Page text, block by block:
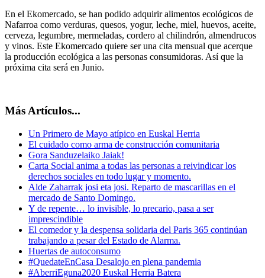
En el Ekomercado, se han podido adquirir alimentos ecológicos de
Nafarroa como verduras, quesos, yogur, leche, miel, huevos, aceite,
cerveza, legumbre, mermeladas, cordero al chilindrón, almendrucos
y vinos. Este Ekomercado quiere ser una cita mensual que acerque
la producción ecológica a las personas consumidoras. Así que la
próxima cita será en Junio.
Más Artículos...
Un Primero de Mayo atípico en Euskal Herria
El cuidado como arma de construcción comunitaria
Gora Sanduzelaiko Jaiak!
Carta Social anima a todas las personas a reivindicar los
derechos sociales en todo lugar y momento.
Alde Zaharrak josi eta josi. Reparto de mascarillas en el
mercado de Santo Domingo.
Y de repente… lo invisible, lo precario, pasa a ser
imprescindible
El comedor y la despensa solidaria del Paris 365 continúan
trabajando a pesar del Estado de Alarma.
Huertas de autoconsumo
#QuedateEnCasa Desalojo en plena pandemia
#AberriEguna2020 Euskal Herria Batera